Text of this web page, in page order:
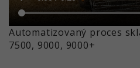
Automatizovaný proces
7500, 9000, 9000+